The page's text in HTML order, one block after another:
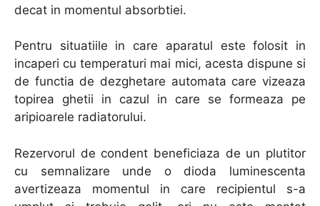
decat in momentul absorbtiei.
Pentru situatiile in care aparatul este folosit in
incaperi cu temperaturi mai mici, acesta dispune si
de functia de dezghetare automata care vizeaza
topirea ghetii in cazul in care se formeaza pe
aripioarele radiatorului.
Rezervorul de condent beneficiaza de un plutitor
cu semnalizare unde o dioda luminescenta
avertizeaza momentul in care recipientul s-a